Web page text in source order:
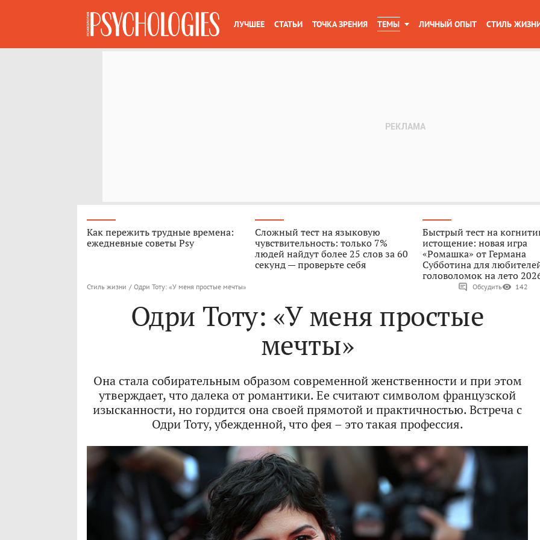
ЛУЧШЕЕ СТАТЬИ ТОЧКА ЗРЕНИЯ ТЕМЫ ЛИЧНЫЙ ОПЫТ СТИЛЬ
Как пережить трудные времена:
ежедневные советы Psy
Сложный тест на языковую
чувствительность: только 7%
людей найдут более 25 слов за 60
секунд — проверьте себя
Быстрый тест на
истощение: новая игра
«Ромашка» от Германа
Субботина для
головоломок на лето
Стиль жизни / Одри Тоту: «У меня простые мечты» Обсудить 142
Одри Тоту: «У меня простые
мечты»
Она стала собирательным образом современной женственности и при этом
утверждает, что далека от романтики. Ее считают символом французской
изысканности, но гордится она своей прямотой и практичностью. Встреча с
Одри Тоту, убежденной, что фея – это такая профессия.